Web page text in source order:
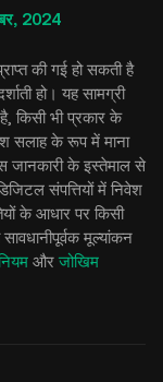
2024
की गई हो सकती है
हो। यह सामग्री
किसी भी प्रकार के
सलाह के रूप में माना
जानकारी के इस्तेमाल से
संपत्तियों में निवेश
के आधार पर किसी
मूल्यांकन
और जोखिम